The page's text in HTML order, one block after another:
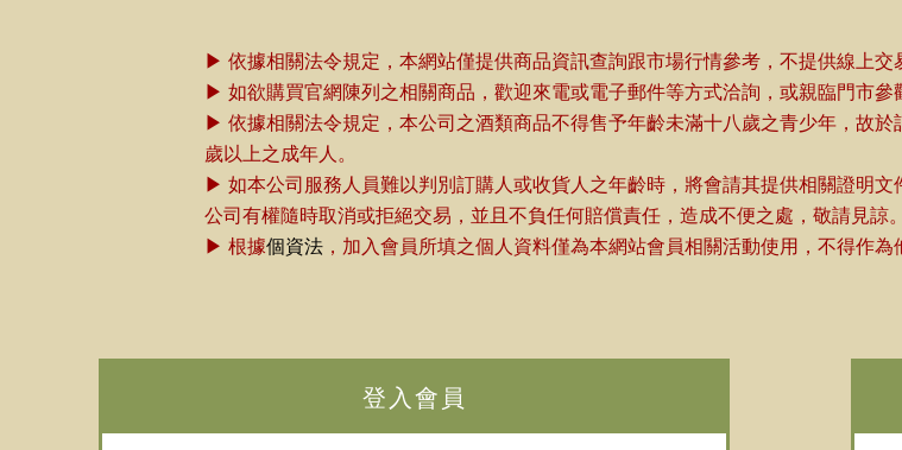
▶ 依據相關法令規定，本網站僅提供商品資訊查詢跟市場行情參考，不提供線上交
▶ 如欲購買官網陳列之相關商品，歡迎來電或電子郵件等方式洽詢，或親臨門市參
▶ 依據相關法令規定，本公司之酒類商品不得售予年齡未滿十八歲之青少年，故
歲以上之成年人。
▶ 如本公司服務人員難以判別訂購人或收貨人之年齡時，將會請其提供相關證明
公司有權隨時取消或拒絕交易，並且不負任何賠償責任，造成不便之處，敬請見諒。
▶ 根據個資法 ，加入會員所填之個人資料僅為本網站會員相關活動使用，不得作為
登入會員